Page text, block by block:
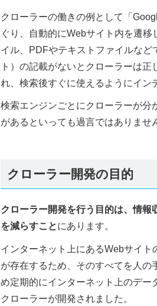
クローラーの働きの例として「
ぐり、自動的にWebサイト内を遷
イル、PDFやテキストファイルな
ト）の記載がないとクローラーは
れ、検索後すぐに使えるようにイン
検索エンジンごとにクローラーが分
があるといっても過言ではありませ
クローラー開発の目的
クローラー開発を行う目的は、情
を減らすことにあります。
インターネット上にあるWebサイ
が存在するため、そのすべてを人の
め定期的にインターネット上のデー
クローラーが開発されました。